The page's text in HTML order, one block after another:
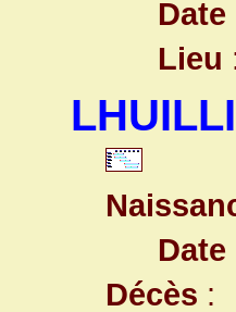
Date
Lieu
Date
Décès :